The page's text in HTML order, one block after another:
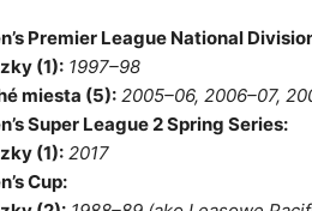
Premier League National
(1): 1997–98
miesta (5): 2005–06, 2006–07,
Super League 2 Spring Series:
(1): 2017
Cup: